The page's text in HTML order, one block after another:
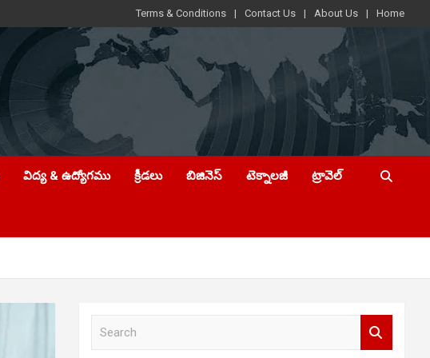
Terms & Conditions Contact Us About Us Home
విద్య & ఉద్యోగము క్రీడలు బిజినెస్ టెక్నాలజీ ట్రావెల్